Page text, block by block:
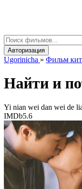
Авторизация
Ugorinicha » Фильм
Найти и
Yi nian wei dan wei de
IMDb5.6